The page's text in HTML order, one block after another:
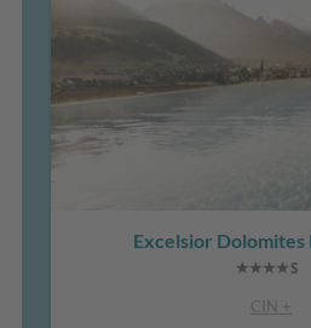
Excelsior Dolomites
CIN +